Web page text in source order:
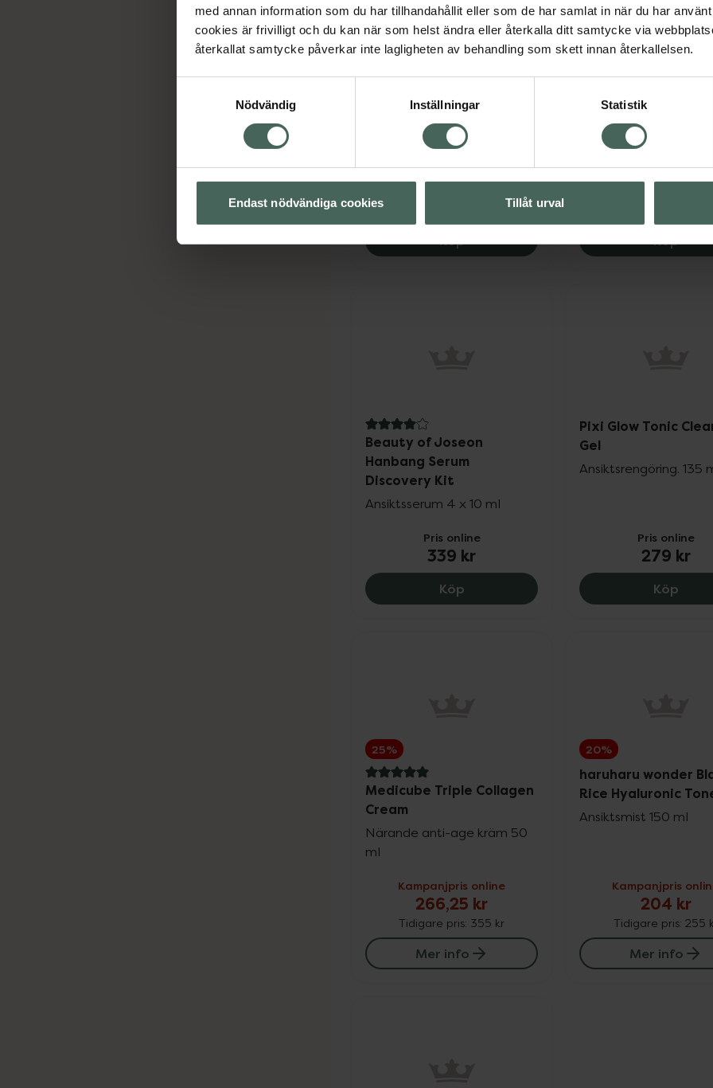
med annan information som du har tillhandahållit eller som de har samlat in när du har
cookies är frivilligt och du kan när som helst ändra eller återkalla ditt samtycke via
återkallat samtycke påverkar inte lagligheten av behandling som skett innan återkallelsen.
Nödvändig
Inställningar Statistik
Endast nödvändiga cookies Tillåt urval
Rengöringsmousse 200 ml
KöpBABOR Deep Cleansing Foam, 329 kr.
Serum Ginseng +
Mucin
Köp
4 av 5 i omdöme
Beauty of Joseon
Hanbang Serum
Discovery Kit
Ansiktsserum 4 x 10 ml
Pris online
339 kr
KöpBeauty of Joseon Hanbang Serum
Pixi Glow Tonic
Gel
Ansiktsrengöring. 135
Pris online
279 kr
KöpPixi
25%
5 av 5 i omdöme
Medicube Triple Collagen
Cream
Närande anti-age kräm 50
ml
Kampanjpris online
266,25 kr
Tidigare pris: 355 kr
Mer info
20%
haruharu wonder
Rice Hyaluronic
Ansiktsmist 150 ml
Kampanjpris
204 kr
Tidigare pris: 255
Mer info